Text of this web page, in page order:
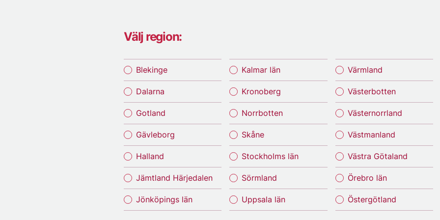
Välj region:
Blekinge
Dalarna
Gotland
Gävleborg
Halland
Jämtland Härjedalen
Jönköpings län
Kalmar län
Kronoberg
Norrbotten
Skåne
Stockholms län
Sörmland
Uppsala län
Värmland
Västerbotten
Västernorrland
Västmanland
Västra Götaland
Örebro län
Östergötland